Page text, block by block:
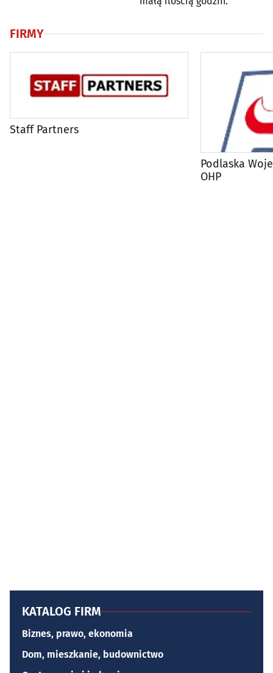
FIRMY
Staff Partners
Podlaska
OHP
KATALOG FIRM
Biznes, prawo, ekonomia
Dom, mieszkanie, budownictwo